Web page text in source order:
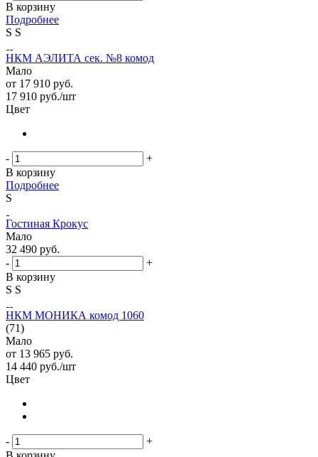
В корзину
Подробнее
S S
НКМ АЭЛИТА сек. №8 комод
Мало
от 17 910 руб.
17 910 руб./шт
Цвет
-
+
В корзину
Подробнее
S
Гостиная Крокус
Мало
32 490 руб.
-
+
В корзину
S S
НКМ МОНИКА комод 1060
(71)
Мало
от 13 965 руб.
14 440 руб./шт
Цвет
-
+